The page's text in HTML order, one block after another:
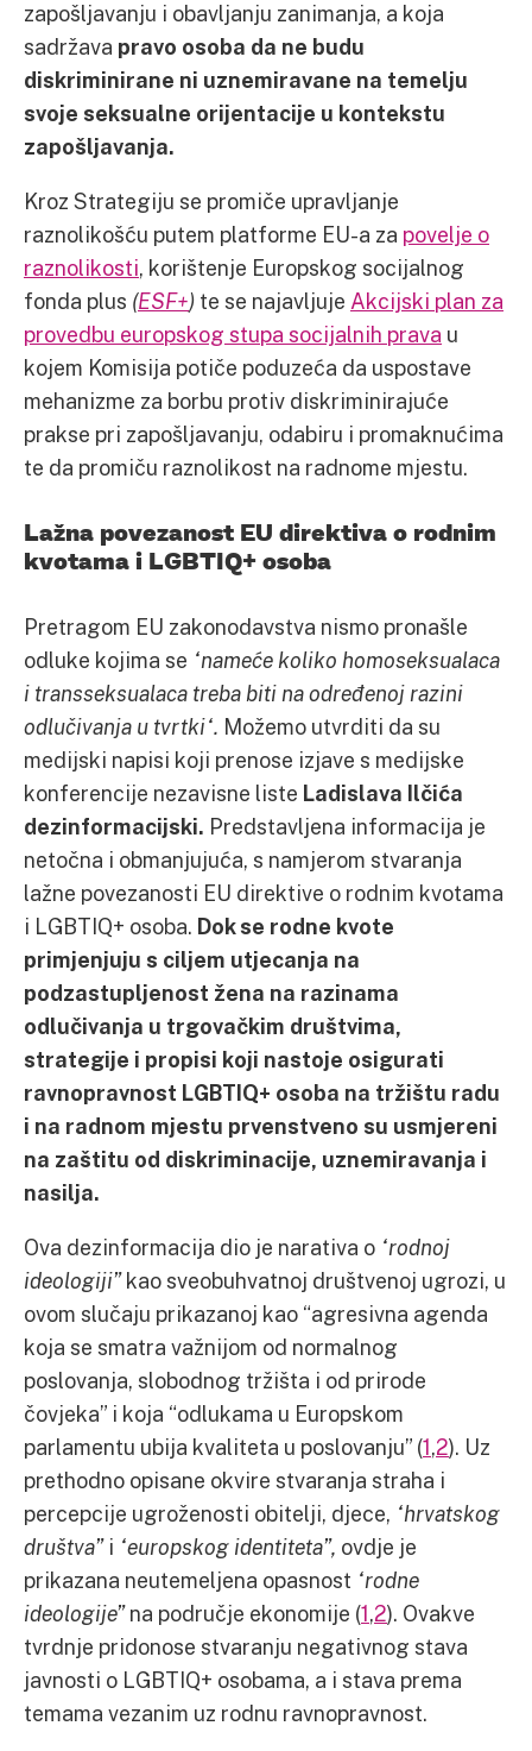
zapošljavanju i obavljanju zanimanja, a koja
sadržava pravo osoba da ne budu
diskriminirane ni uznemiravane na temelju
svoje seksualne orijentacije u kontekstu
zapošljavanja.
Kroz Strategiju se promiče upravljanje
raznolikošću putem platforme EU-a za povelje o
raznolikosti, korištenje Europskog socijalnog
fonda plus (ESF+) te se najavljuje Akcijski plan za
provedbu europskog stupa socijalnih prava u
kojem Komisija potiče poduzeća da uspostave
mehanizme za borbu protiv diskriminirajuće
prakse pri zapošljavanju, odabiru i promaknućima
te da promiču raznolikost na radnome mjestu.
Lažna povezanost EU direktiva o rodnim
kvotama i LGBTIQ+ osoba
Pretragom EU zakonodavstva nismo pronašle
odluke kojima se “nameće koliko homoseksualaca
i transseksualaca treba biti na određenoj razini
odlučivanja u tvrtki“. Možemo utvrditi da su
medijski napisi koji prenose izjave s medijske
konferencije nezavisne liste Ladislava Ilčića
dezinformacijski. Predstavljena informacija je
netočna i obmanjujuća, s namjerom stvaranja
lažne povezanosti EU direktive o rodnim kvotama
i LGBTIQ+ osoba. Dok se rodne kvote
primjenjuju s ciljem utjecanja na
podzastupljenost žena na razinama
odlučivanja u trgovačkim društvima,
strategije i propisi koji nastoje osigurati
ravnopravnost LGBTIQ+ osoba na tržištu radu
i na radnom mjestu prvenstveno su usmjereni
na zaštitu od diskriminacije, uznemiravanja i
nasilja.
Ova dezinformacija dio je narativa o “rodnoj
ideologiji”kao sveobuhvatnoj društvenoj ugrozi, u
ovom slučaju prikazanoj kao “agresivna agenda
koja se smatra važnijom od normalnog
poslovanja, slobodnog tržišta i od prirode
čovjeka” i koja “odlukama u Europskom
parlamentu ubija kvaliteta u poslovanju” (1,2). Uz
prethodno opisane okvire stvaranja straha i
percepcije ugroženosti obitelji, djece, “hrvatskog
društva”i “europskog identiteta”, ovdje je
prikazana neutemeljena opasnost “rodne
ideologije”na područje ekonomije (1,2). Ovakve
tvrdnje pridonose stvaranju negativnog stava
javnosti o LGBTIQ+ osobama, a i stava prema
temama vezanim uz rodnu ravnopravnost.